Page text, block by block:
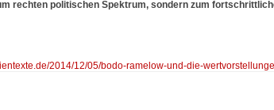
rechten politischen Spektrum, sondern zum
2014/12/05/bodo-ramelow-und-die-